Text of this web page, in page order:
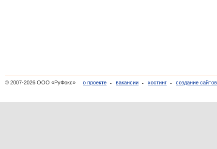
© 2007-2026 ООО «РуФокс» о проекте вакансии хостинг создание сайтов